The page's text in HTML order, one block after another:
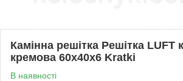
Камінна решітка Решітка LUFT
кремова 60x40x6 Kratki
В наявності